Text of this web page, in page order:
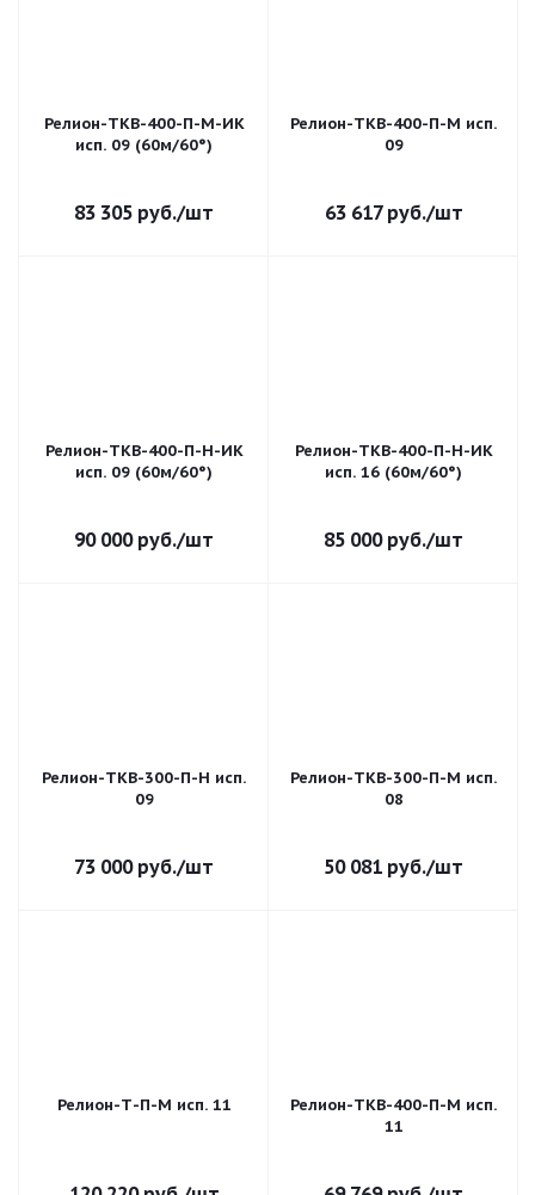
Релион-ТКВ-400-П-М-ИК
исп. 09 (60м/60°)
83 305 руб./шт
Релион-ТКВ-400-П-М исп.
09
63 617руб./шт
Релион-ТКВ-400-П-H-ИК
исп. 09 (60м/60°)
90 000руб./шт
Релион-ТКВ-400-П-H-ИК
исп. 16 (60м/60°)
85 000руб./шт
Релион-ТКВ-300-П-Н исп.
09
73 000руб./шт
Релион-ТКВ-300-П-М исп.
08
50 081 руб./шт
Релион-Т-П-М исп. 11
Релион-ТКВ-400-П-М исп.
11